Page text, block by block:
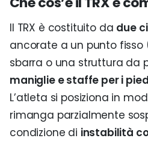
Il TRX è costituito da due
ancorate a un punto
sbarra o una struttura da
maniglie e staffe per i
L’atleta si posiziona in
rimanga parzialmente
condizione di instabilità